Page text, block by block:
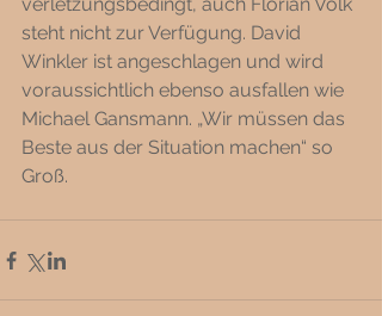
steht nicht zur Verfügung. David
Winkler ist angeschlagen und wird
voraussichtlich ebenso ausfallen wie
Michael Gansmann. „Wir müssen das
Beste aus der Situation machen“ so
Groß.